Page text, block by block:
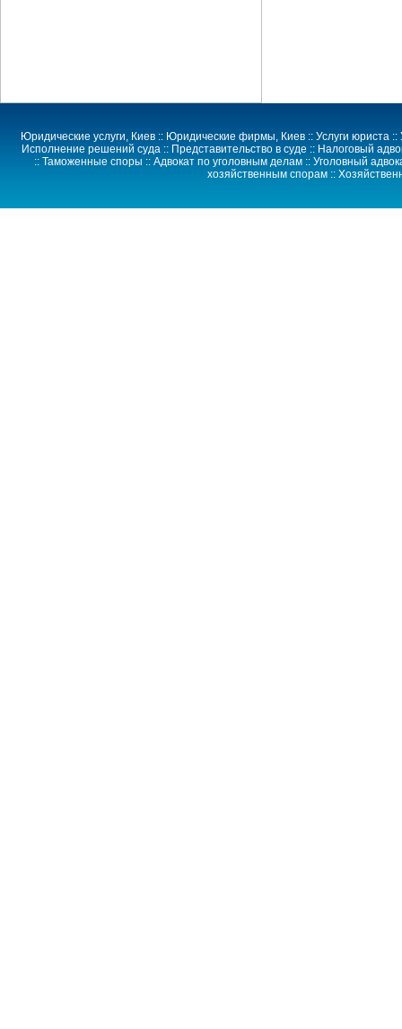
Юридические услуги, Киев :: Юридические фирмы, Киев :: Услуги юриста::
Исполнение решений суда :: Представительство в суде :: Налоговый
:: Таможенные споры :: Адвокат по уголовным делам :: Уголовный
хозяйственным спорам::